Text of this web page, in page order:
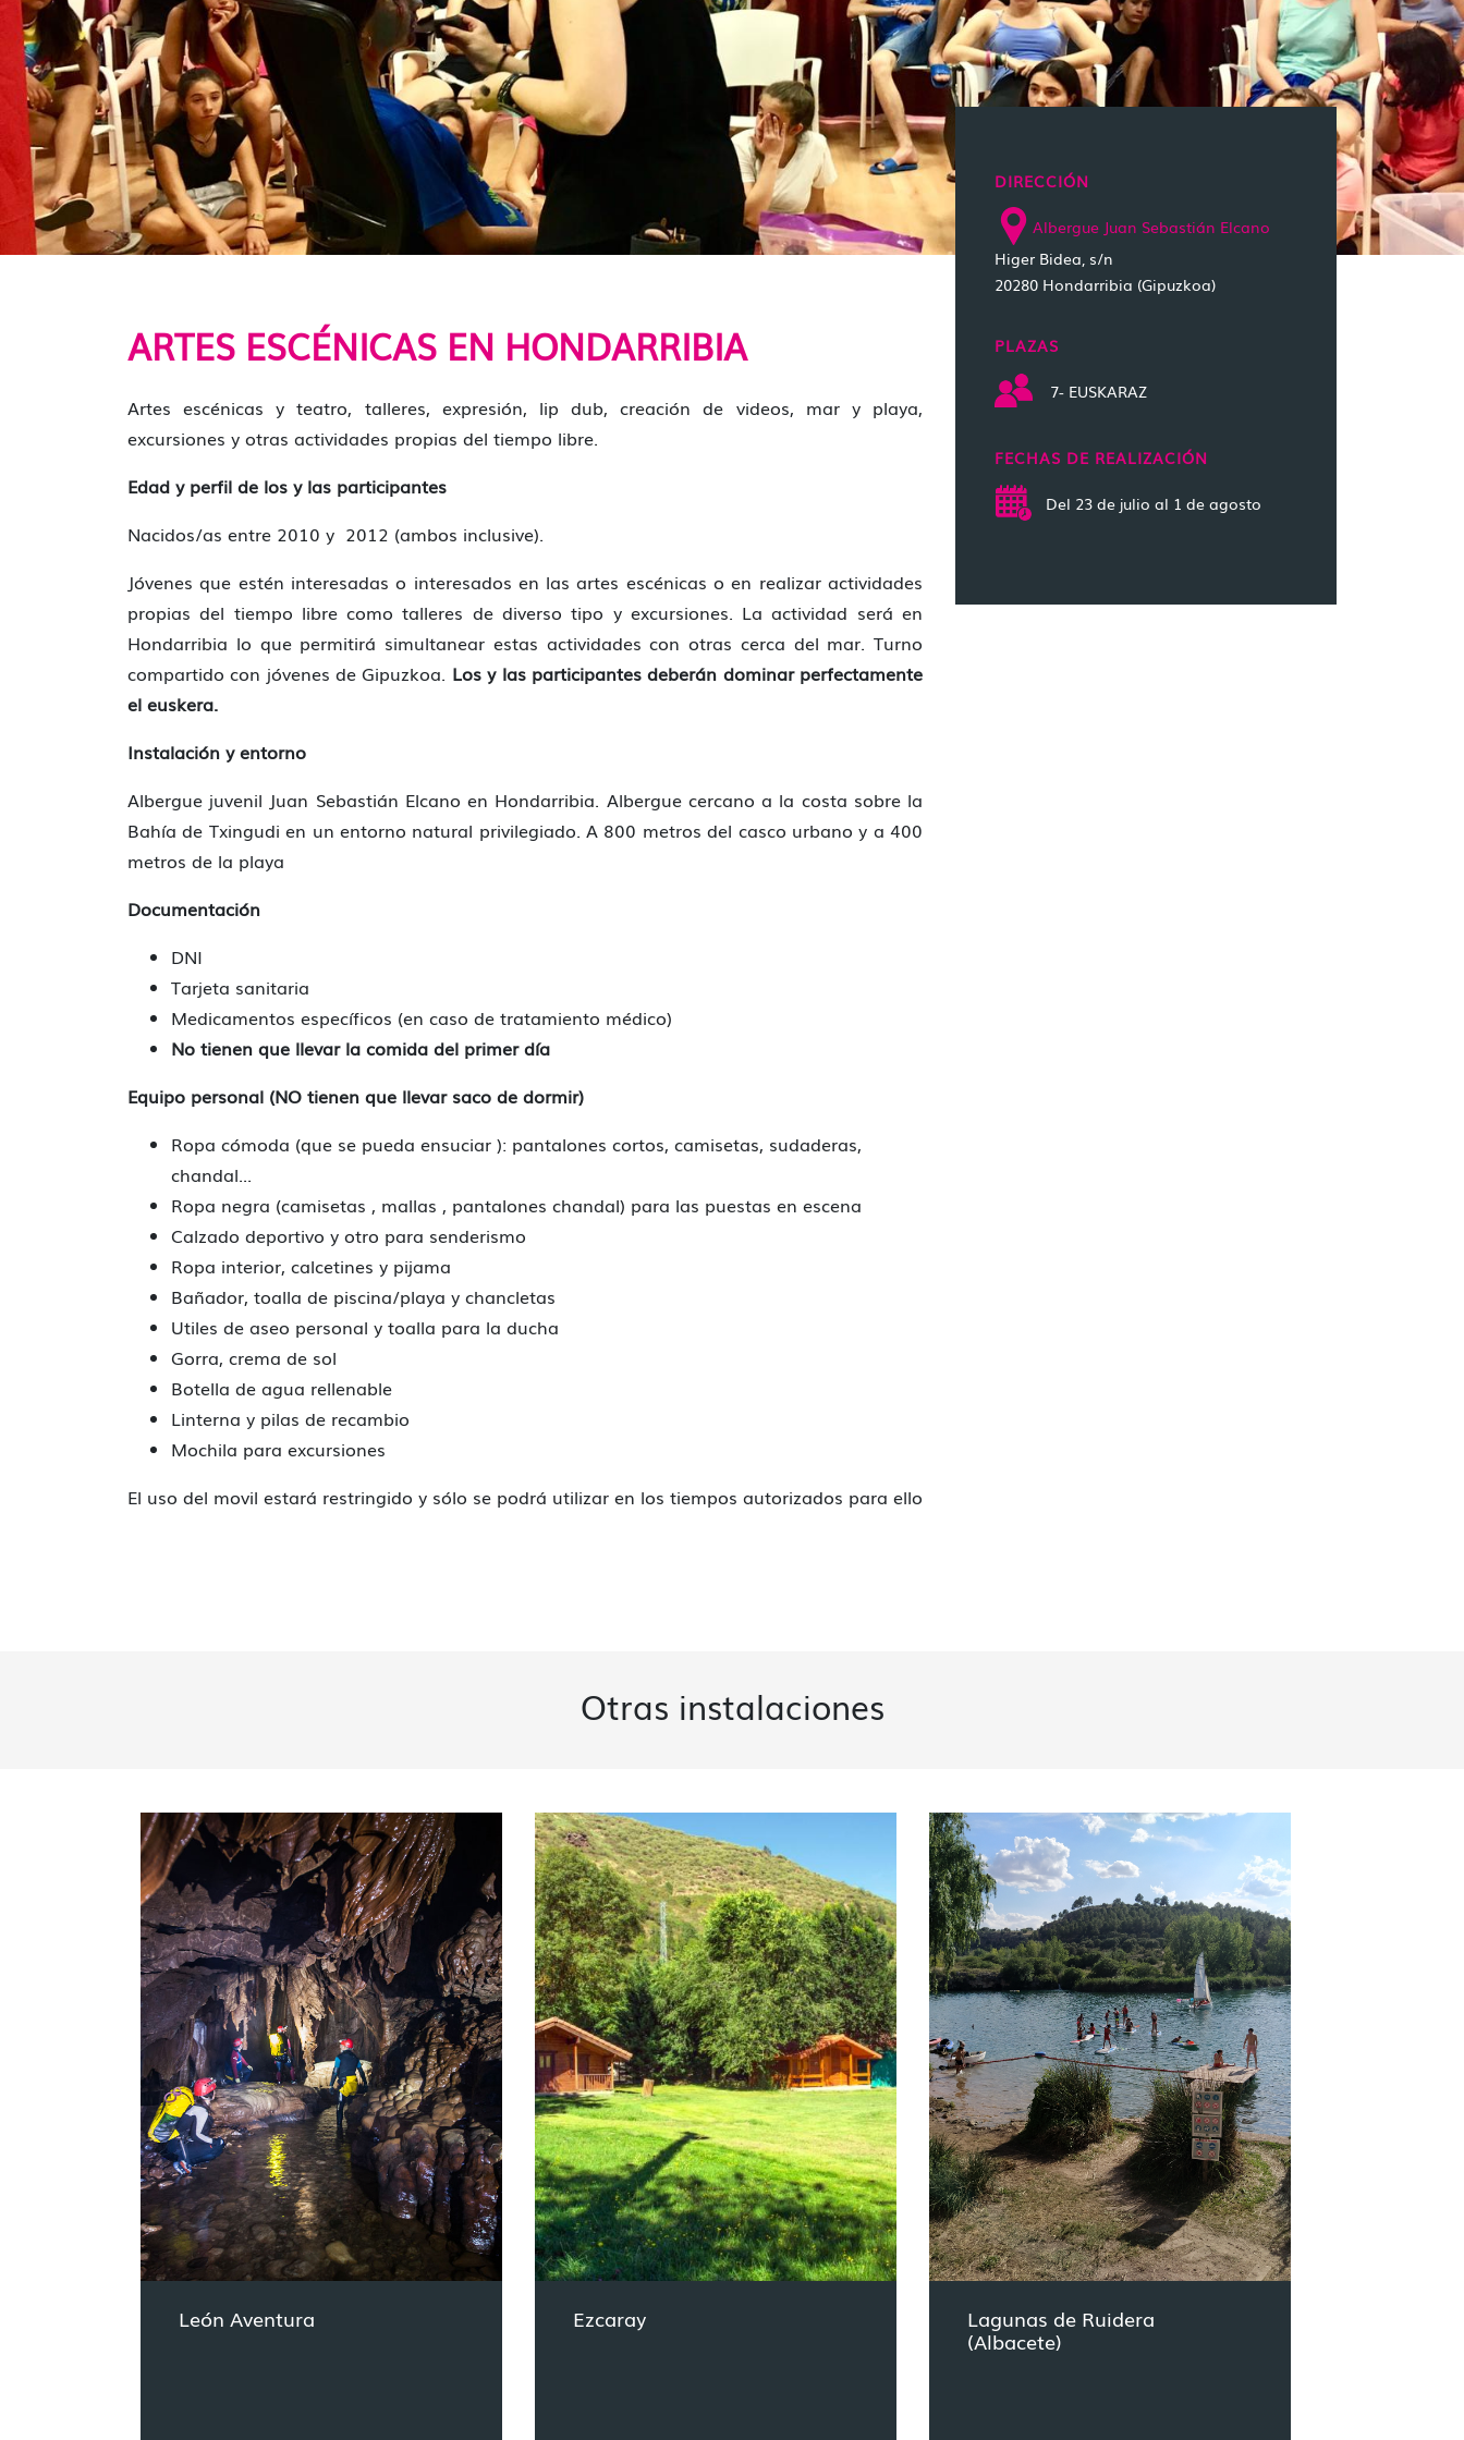
ARTES ESCÉNICAS EN HONDARRIBIA
Artes escénicas y teatro, talleres, expresión, lip dub, creación de videos, mar y playa,
excursiones y otras actividades propias del tiempo libre.
Edad y perfil de los y las participantes
Nacidos/as entre 2010 y 2012 (ambos inclusive).
Jóvenes que estén interesadas o interesados en las artes escénicas o en realizar actividades
propias del tiempo libre como talleres de diverso tipo y excursiones. La actividad será en
Hondarribia lo que permitirá simultanear estas actividades con otras cerca del mar. Turno
compartido con jóvenes de Gipuzkoa. Los y las participantes deberán dominar perfectamente
el euskera.
Instalación y entorno
Albergue juvenil Juan Sebastián Elcano en Hondarribia. Albergue cercano a la costa sobre la
Bahía de Txingudi en un entorno natural privilegiado. A 800 metros del casco urbano y a 400
metros de la playa
Documentación
DNI
Tarjeta sanitaria
Medicamentos específicos (en caso de tratamiento médico)
No tienen que llevar la comida del primer día
Equipo personal (NO tienen que llevar saco de dormir)
Ropa cómoda (que se pueda ensuciar ): pantalones cortos, camisetas, sudaderas,
chandal...
Ropa negra (camisetas , mallas , pantalones chandal) para las puestas en escena
Calzado deportivo y otro para senderismo
Ropa interior, calcetines y pijama
Bañador, toalla de piscina/playa y chancletas
Utiles de aseo personal y toalla para la ducha
Gorra, crema de sol
Botella de agua rellenable
Linterna y pilas de recambio
Mochila para excursiones
El uso del movil estará restringido y sólo se podrá utilizar en los tiempos autorizados para ello
DIRECCIÓN
Albergue Juan Sebastián Elcano
Higer Bidea, s/n
20280 Hondarribia (Gipuzkoa)
PLAZAS
7- EUSKARAZ
FECHAS DE REALIZACIÓN
Del 23 de julio al 1 de agosto
Otras instalaciones
León Aventura Ezcaray
Lagunas de Ruidera
(Albacete)